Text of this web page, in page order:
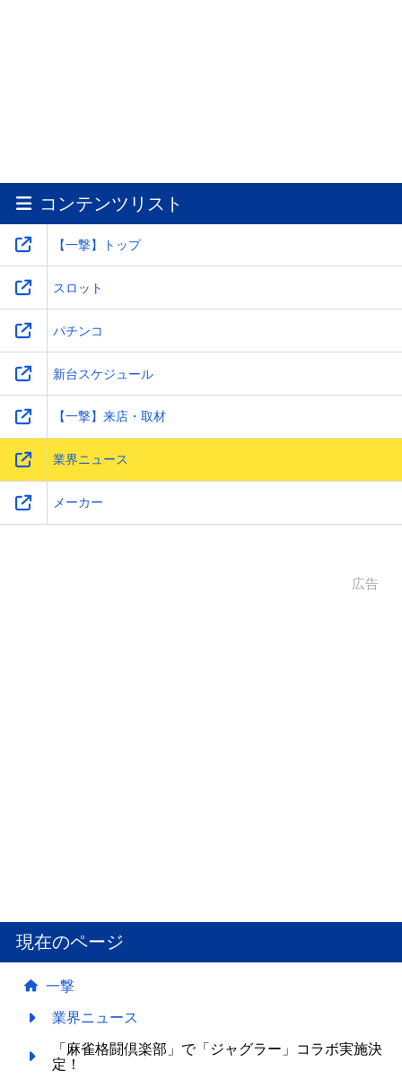
2026.06.01.(月)
【新台】スマスロ リコリス・リコイル 発表
平和公式ファンサイト「キュインPORTAL」公開 遊
技機コンテンツ・オリジナルIPを一元化
コンテンツリスト
【一撃】トップ
スロット
パチンコ
新台スケジュール
【一撃】来店・取材
業界ニュース
メーカー
広告
現在のページ
一撃
業界ニュース
「麻雀格闘倶楽部」で「ジャグラー」コラボ実施決
定！